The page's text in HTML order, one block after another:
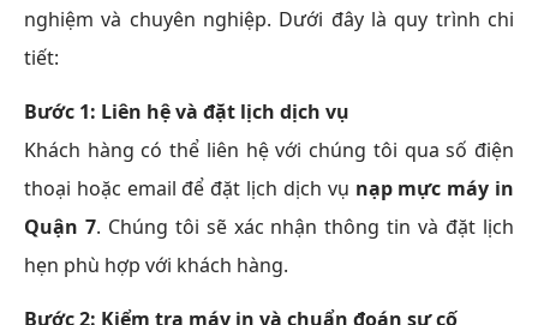
nghiệm và chuyên nghiệp. Dưới đây là quy trình chi
tiết:
Bước 1: Liên hệ và đặt lịch dịch vụ
Khách hàng có thể liên hệ với chúng tôi qua số điện
thoại hoặc email để đặt lịch dịch vụ nạp mực máy in
Quận 7. Chúng tôi sẽ xác nhận thông tin và đặt lịch
hẹn phù hợp với khách hàng.
Bước 2: Kiểm tra máy in và chuẩn đoán sự cố